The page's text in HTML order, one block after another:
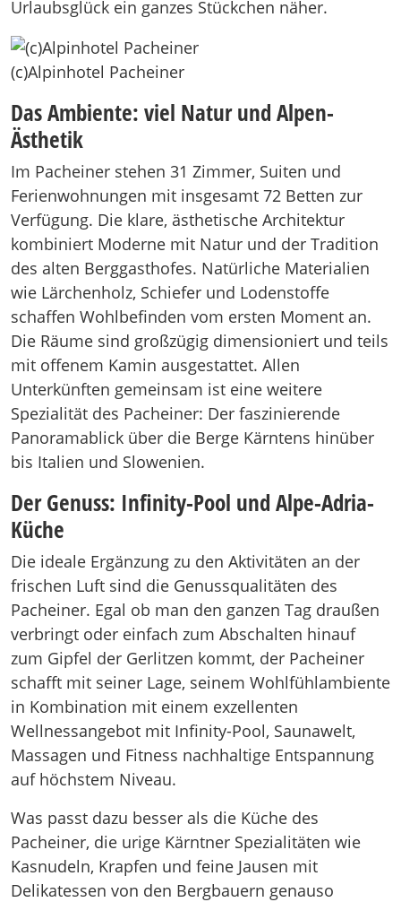
Urlaubsglück ein ganzes Stückchen näher.
(c)Alpinhotel Pacheiner
Das Ambiente: viel Natur und Alpen-
Ästhetik
Im Pacheiner stehen 31 Zimmer, Suiten und
Ferienwohnungen mit insgesamt 72 Betten zur
Verfügung. Die klare, ästhetische Architektur
kombiniert Moderne mit Natur und der Tradition
des alten Berggasthofes. Natürliche Materialien
wie Lärchenholz, Schiefer und Lodenstoffe
schaffen Wohlbefinden vom ersten Moment an.
Die Räume sind großzügig dimensioniert und teils
mit offenem Kamin ausgestattet. Allen
Unterkünften gemeinsam ist eine weitere
Spezialität des Pacheiner: Der faszinierende
Panoramablick über die Berge Kärntens hinüber
bis Italien und Slowenien.
Der Genuss: Infinity-Pool und Alpe-Adria-
Küche
Die ideale Ergänzung zu den Aktivitäten an der
frischen Luft sind die Genussqualitäten des
Pacheiner. Egal ob man den ganzen Tag draußen
verbringt oder einfach zum Abschalten hinauf
zum Gipfel der Gerlitzen kommt, der Pacheiner
schafft mit seiner Lage, seinem Wohlfühlambiente
in Kombination mit einem exzellenten
Wellnessangebot mit Infinity-Pool, Saunawelt,
Massagen und Fitness nachhaltige Entspannung
auf höchstem Niveau.
Was passt dazu besser als die Küche des
Pacheiner, die urige Kärntner Spezialitäten wie
Kasnudeln, Krapfen und feine Jausen mit
Delikatessen von den Bergbauern genauso